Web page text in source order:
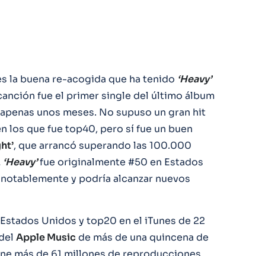
la buena re-acogida que ha tenido ‘Heavy’
fue el primer single del último álbum
unos meses. No supuso un gran hit
los que fue top40, pero sí fue un buen
, que arrancó superando las 100.000
‘Heavy’fue originalmente #50 en Estados
y podría alcanzar nuevos
Unidos y top20 en el iTunes de 22
Apple Music de más de una quincena de